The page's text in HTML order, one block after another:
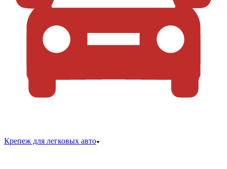
Крепеж для легковых авто